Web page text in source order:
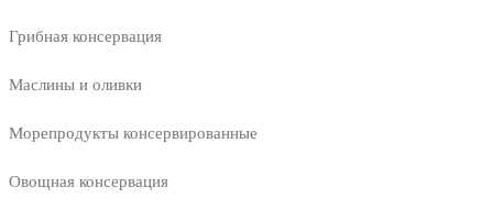
Грибная консервация
Маслины и оливки
Морепродукты консервированные
Овощная консервация